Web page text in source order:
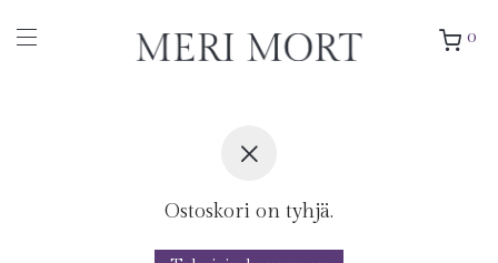
0
Ostoskori on tyhjä.